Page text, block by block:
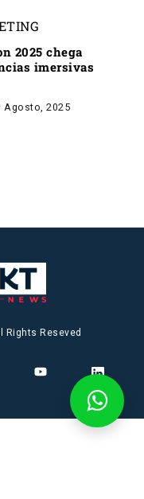
2025 chega
imersivas
Agosto, 2025
Rights Reseved